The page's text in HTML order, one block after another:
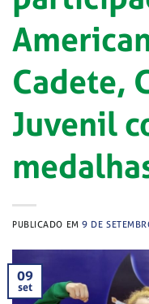
Cadete,
Juvenil
PUBLICADO EM9 DE
09
set